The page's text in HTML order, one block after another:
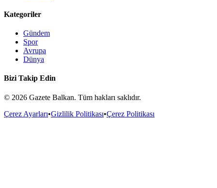
Kategoriler
Gündem
Spor
Avrupa
Dünya
Bizi Takip Edin
© 2026 Gazete Balkan. Tüm hakları saklıdır.
Çerez Ayarları•Gizlilik Politikası•Çerez Politikası